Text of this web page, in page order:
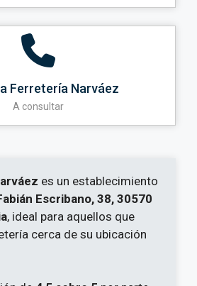
Ferretería Narváez
A consultar
es un establecimiento
Escribano, 38, 30570
, ideal para aquellos que
cerca de su ubicación